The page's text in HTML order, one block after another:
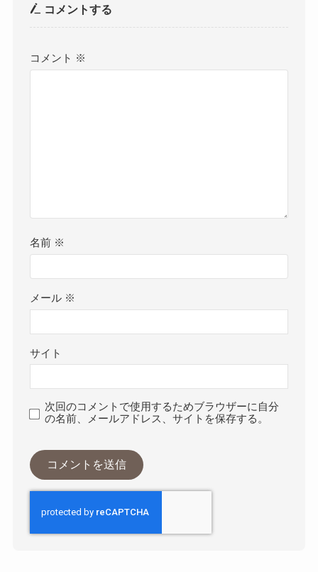
コメントする
コメント ※
名前 ※
メール ※
サイト
次回のコメントで使用するためブラウザーに自分
の名前、メールアドレス、サイトを保存する。